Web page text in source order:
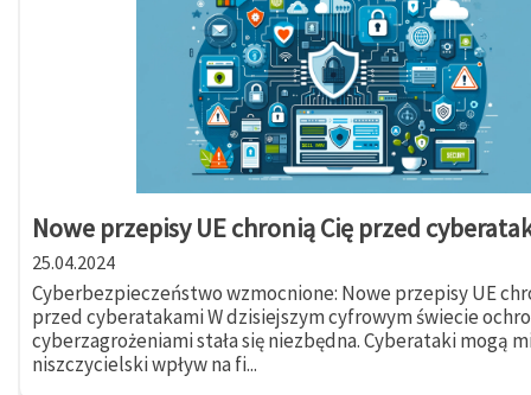
Nowe przepisy UE chronią Cię przed
25.04.2024
Cyberbezpieczeństwo wzmocnione: Nowe przepisy UE
przed cyberatakami W dzisiejszym cyfrowym świecie
cyberzagrożeniami stała się niezbędna. Cyberataki mogą
niszczycielski wpływ na fi...